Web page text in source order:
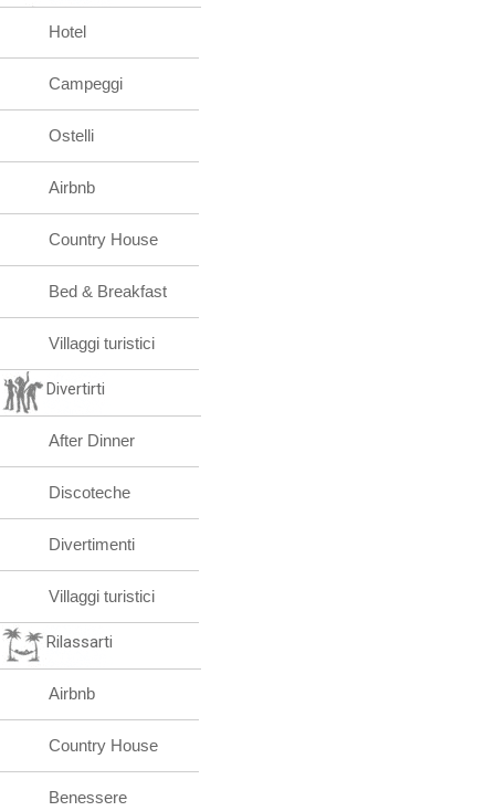
Hotel
Campeggi
Ostelli
Airbnb
Country House
Bed & Breakfast
Villaggi turistici
Divertirti
After Dinner
Discoteche
Divertimenti
Villaggi turistici
Rilassarti
Airbnb
Country House
Benessere